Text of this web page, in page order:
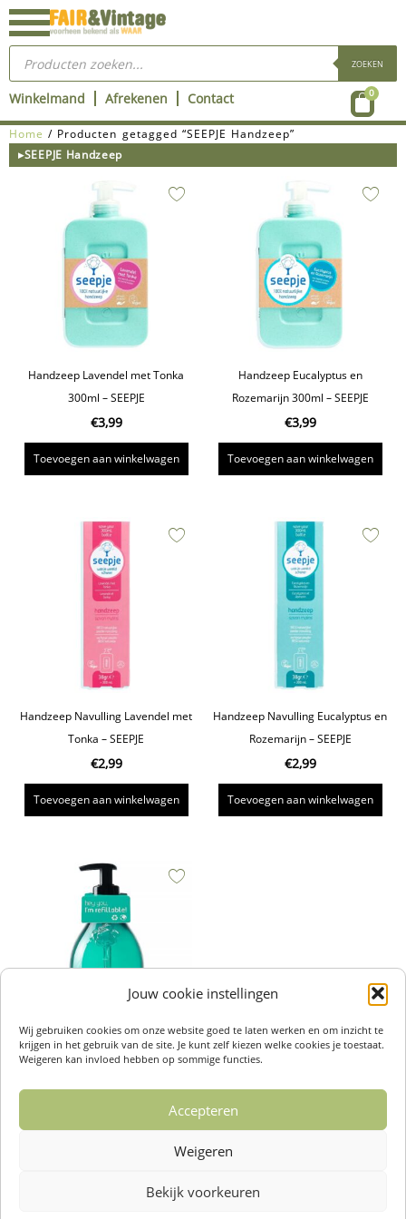
Jouw cookie instellingen
Wij gebruiken cookies om onze website goed te laten werken en om inzicht te
krijgen in het gebruik van de site. Je kunt zelf kiezen welke cookies je toestaat.
Weigeren kan invloed hebben op sommige functies.
Accepteren
Weigeren
Bekijk voorkeuren
Ga
naar
inhoud
Producten
zoeken ZOEKEN
Winkelmand Afrekenen Contact 0
Home / Producten getagged “SEEPJE Handzeep”
▸SEEPJE Handzeep
Handzeep Lavendel met Tonka
300ml – SEEPJE
€3,99
Toevoegen aan winkelwagen
Handzeep Eucalyptus en
Rozemarijn 300ml – SEEPJE
€3,99
Toevoegen aan winkelwagen
Handzeep Navulling Lavendel met
Tonka – SEEPJE
€2,99
Toevoegen aan winkelwagen
Handzeep Navulling Eucalyptus en
Rozemarijn – SEEPJE
€2,99
Toevoegen aan winkelwagen
Handzeep Eikenmos &